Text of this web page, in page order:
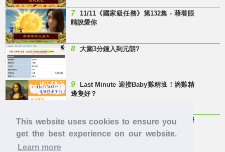
This website uses cookies to ensure you
get the best experience on our website.
Learn more
7
11/11《國家級任務》第132集 - 藉着眼
睛說愛你
8 大圍3分鐘入到元朗?
9
Last Minute 迎接Baby雞精班！滴雞精
邊隻好？
10
【童年回憶】 有冇人記得呢兩隻嘢